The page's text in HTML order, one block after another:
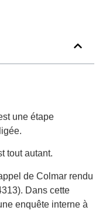
une étape
tout autant.
de Colmar rendu
Dans cette
enquête interne à